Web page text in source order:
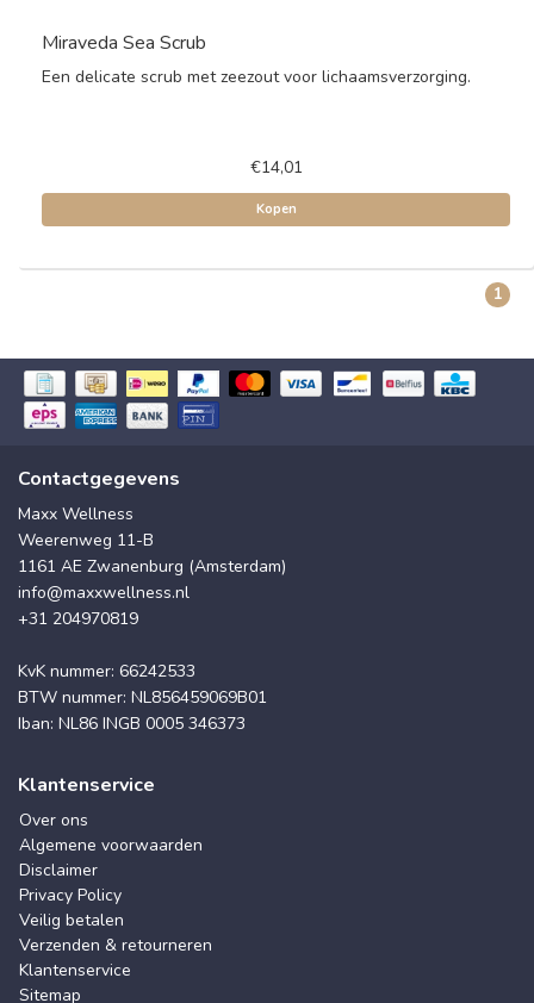
Miraveda Sea Scrub
Een delicate scrub met zeezout voor lichaamsverzorging.
€14,01
Kopen
1
Contactgegevens
Maxx Wellness
Weerenweg 11-B
1161 AE Zwanenburg (Amsterdam)
info@maxxwellness.nl
+31 204970819
KvK nummer: 66242533
BTW nummer: NL856459069B01
Iban: NL86 INGB 0005 346373
Klantenservice
Over ons
Algemene voorwaarden
Disclaimer
Privacy Policy
Veilig betalen
Verzenden & retourneren
Klantenservice
Sitemap